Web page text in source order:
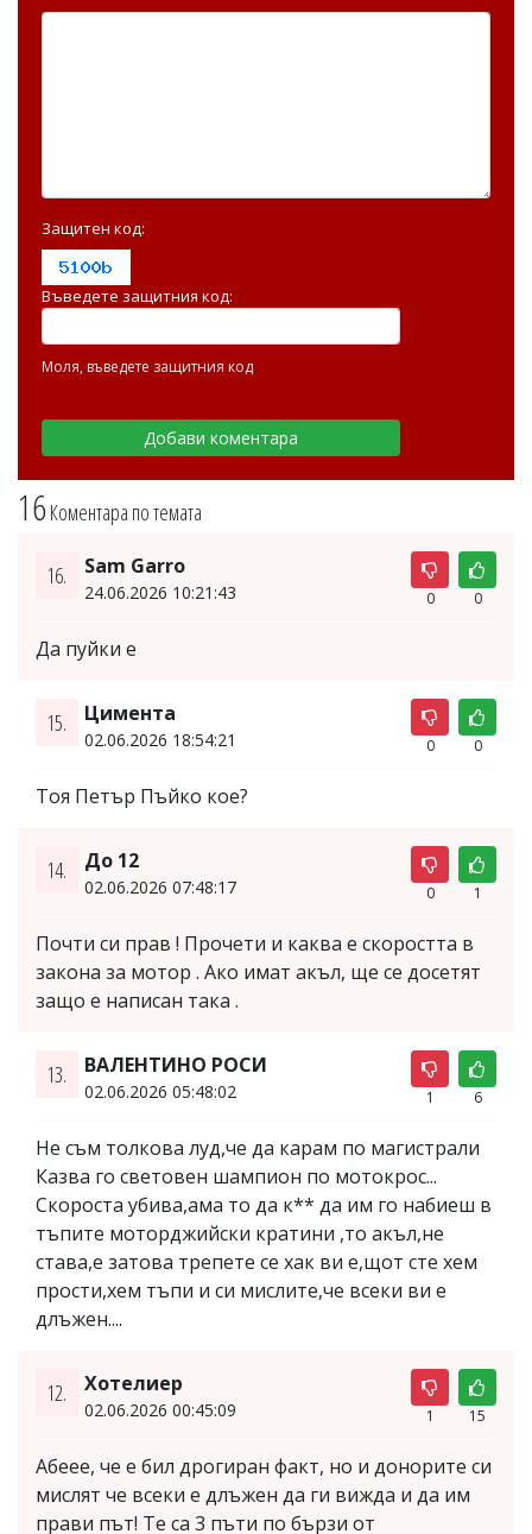
16Коментара по темата
16. Sam Garro
24.06.2026 10:21:43 0 0
Да пуйки е
15. Цимента
02.06.2026 18:54:21 0 0
Тоя Петър Пъйко кое?
14. До 12
02.06.2026 07:48:17 0 1
Почти си прав ! Прочети и каква е скоростта в
закона за мотор . Ако имат акъл, ще се досетят
защо е написан така .
13. ВАЛЕНТИНО РОСИ
02.06.2026 05:48:02 1 6
Не съм толкова луд,че да карам по магистрали
Казва го световен шампион по мотокрос...
Скороста убива,ама то да к** да им го набиеш в
тъпите моторджийски кратини ,то акъл,не
става,е затова трепете се хак ви е,щот сте хем
прости,хем тъпи и си мислите,че всеки ви е
длъжен....
12. Хотелиер
02.06.2026 00:45:09 1 15
Абеее, че е бил дрогиран факт, но и донорите си
мислят че всеки е длъжен да ги вижда и да им
прави път! Те са 3 пъти по бързи от
Защитен код:
Въведете защитния код:
Моля, въведете защитния код